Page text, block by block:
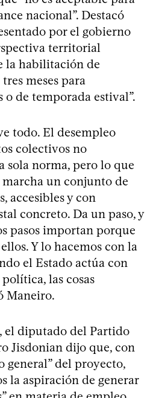
nacional”. Destacó
por el gobierno
territorial
la habilitación de
meses para
o de temporada estival”.
todo. El desempleo
colectivos no
sola norma, pero lo que
marcha un conjunto de
accesibles y con
concreto. Da un paso, y
pasos importan porque
Y lo hacemos con la
el Estado actúa con
las cosas
Maneiro.
el diputado del Partido
Jisdonian dijo que, con
general” del proyecto,
la aspiración de generar